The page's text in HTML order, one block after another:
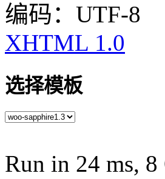
编码：UTF-8
XHTML 1.0
选择模板
Run in 24 ms, 8